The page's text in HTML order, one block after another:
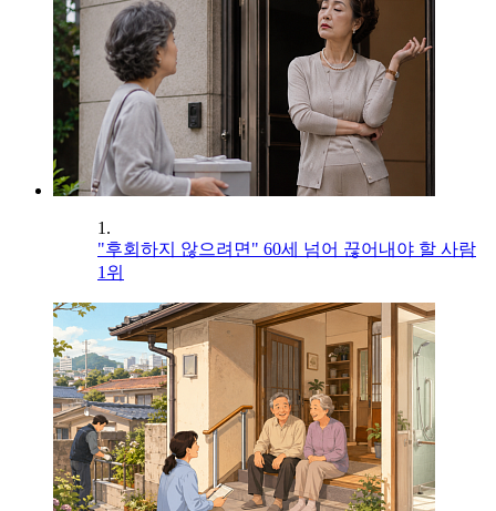
1.
"후회하지 않으려면" 60세 넘어 끊어내야 할 사람
1위